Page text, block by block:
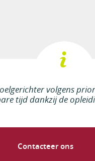
volgens
tijd dankzij de
Contacteer ons